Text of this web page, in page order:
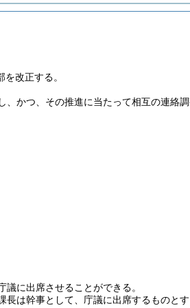
改正する。
かつ、その推進に当たって相互の連絡
に出席させることができる。
は幹事として、庁議に出席するものとす